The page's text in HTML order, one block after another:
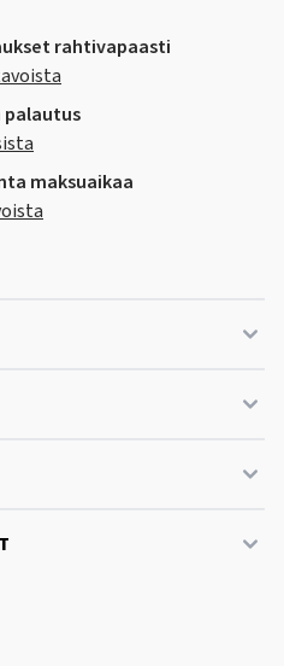
rahtivapaasti
palautus
maksuaikaa